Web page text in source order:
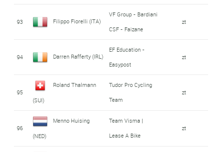
93 Filippo Fiorelli (ITA)
VF Group - Bardiani
CSF - Faizane
zt
94 Darren Rafferty (IRL)
EF Education -
Easypost
zt
95
Roland Thalmann
(SUI)
Tudor Pro Cycling
Team
zt
96
Menno Huising
(NED)
Team Visma |
Lease A Bike
zt